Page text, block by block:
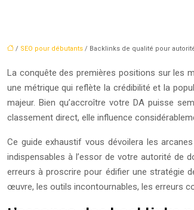
/ SEO pour débutants / Backlinks de qualité pour
La conquête des premières positions sur les
une métrique qui reflète la crédibilité et la
majeur. Bien qu’accroître votre DA puisse
classement direct, elle influence
Ce guide exhaustif vous dévoilera les
indispensables à l’essor de votre autorité de
erreurs à proscrire pour édifier une stratégie
œuvre, les outils incontournables, les erreurs